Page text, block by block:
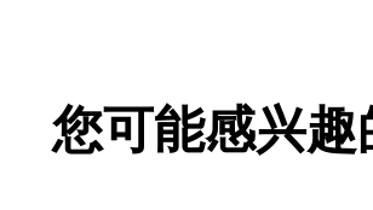
您可能感兴